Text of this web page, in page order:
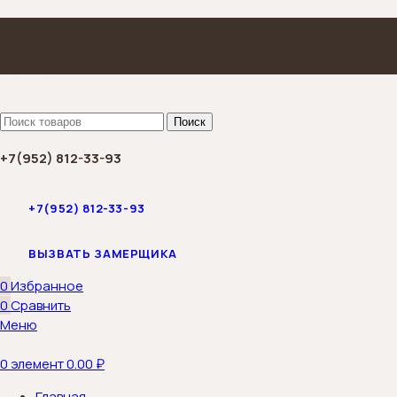
Поиск
+7(952) 812-33-93
+7(952) 812-33-93
ВЫЗВАТЬ ЗАМЕРЩИКА
0Избранное
0Сравнить
Меню
0 элемент0.00 ₽